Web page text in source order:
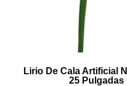
Lirio De Cala Artificial
25 Pulgadas